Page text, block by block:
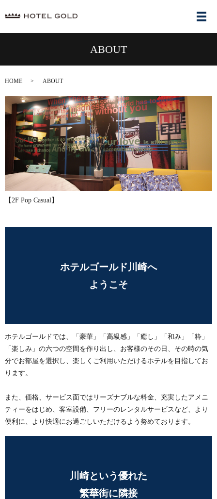
メ
ABOUT
HOME ABOUT
【2F Pop Casual】
ホテルゴールド川崎へ
ようこそ
ホテルゴールドでは、「豪華」「高級感」「癒し」「和み」「粋」
「楽しみ」の六つの空間を作り出し、お客様のその日、その時の気
分でお部屋を選択し、楽しくご利用いただけるホテルを目指してお
ります。
また、価格、サービス面ではリーズナブルな料金、充実したアメニ
ティーをはじめ、客室設備、フリーのレンタルサービスなど、より
便利に、より快適にお過ごしいただけるよう努めております。
川崎という優れた
繁華街に隣接